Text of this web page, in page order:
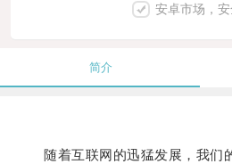
安卓市场，
简介
随着互联网的迅猛发展，我们